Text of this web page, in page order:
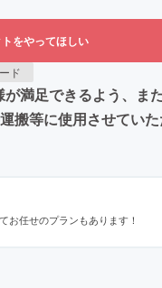
をやってほしい
ド
満足できるよう、ま
搬等に使用させていた
お任せのプランもあります！